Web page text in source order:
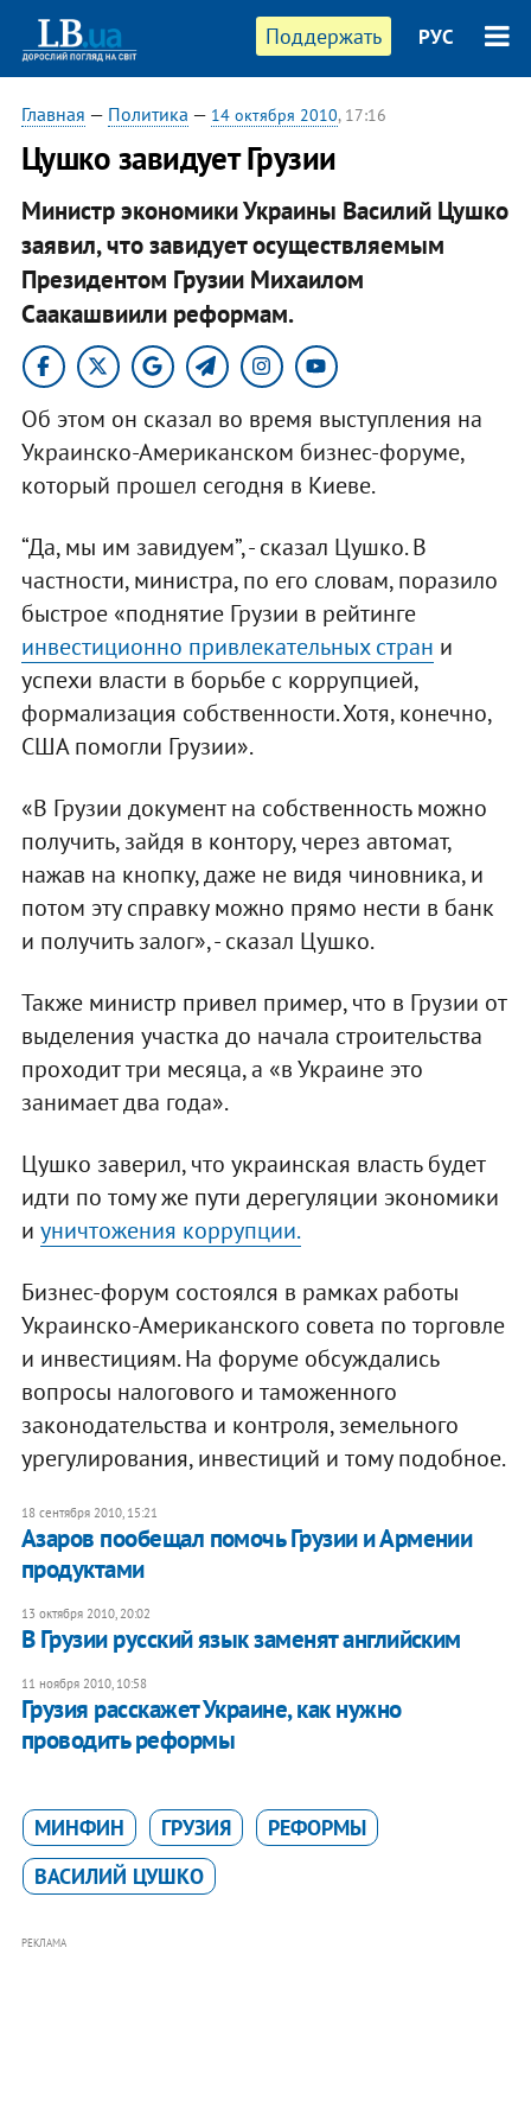
Поддержать РУС
Главная — Политика — 14 октября 2010, 17:16
Цушко завидует Грузии
Министр экономики Украины Василий Цушко
заявил, что завидует осуществляемым
Президентом Грузии Михаилом
Саакашвиили реформам.
Об этом он сказал во время выступления на
Украинско-Американском бизнес-форуме,
который прошел сегодня в Киеве.
“Да, мы им завидуем”, - сказал Цушко. В
частности, министра, по его словам, поразило
быстрое «поднятие Грузии в рейтинге
инвестиционно привлекательных стран и
успехи власти в борьбе с коррупцией,
формализация собственности. Хотя, конечно,
США помогли Грузии».
«В Грузии документ на собственность можно
получить, зайдя в контору, через автомат,
нажав на кнопку, даже не видя чиновника, и
потом эту справку можно прямо нести в банк
и получить залог», - сказал Цушко.
Также министр привел пример, что в Грузии от
выделения участка до начала строительства
проходит три месяца, а «в Украине это
занимает два года».
Цушко заверил, что украинская власть будет
идти по тому же пути дерегуляции экономики
и уничтожения коррупции.
Бизнес-форум состоялся в рамках работы
Украинско-Американского совета по торговле
и инвестициям. На форуме обсуждались
вопросы налогового и таможенного
законодательства и контроля, земельного
урегулирования, инвестиций и тому подобное.
18 сентября 2010, 15:21
Азаров пообещал помочь Грузии и Армении
продуктами
13 октября 2010, 20:02
В Грузии русский язык заменят английским
11 ноября 2010, 10:58
Грузия расскажет Украине, как нужно
проводить реформы
МИНФИН ГРУЗИЯ
РЕФОРМЫ
ВАСИЛИЙ ЦУШКО
РЕКЛАМА